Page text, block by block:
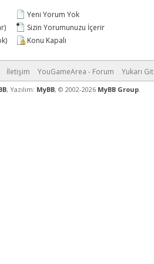
Yeni Yorum Yok
Sizin Yorumunuzu İçerir
Konu Kapalı
İletişim YouGameArea - Forum Yukarı Git
, Yazılım: MyBB, © 2002-2026 MyBB Group.